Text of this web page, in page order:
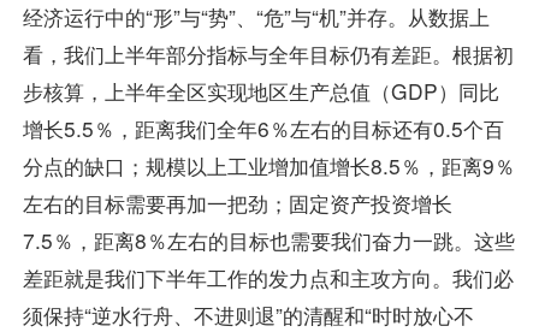
经济运行中的“形”与“势”、“危”与“机”并存。从数据上
看，我们上半年部分指标与全年目标仍有差距。根据初
步核算，上半年全区实现地区生产总值（GDP）同比
增长5.5％，距离我们全年6％左右的目标还有0.5个百
分点的缺口；规模以上工业增加值增长8.5％，距离9％
左右的目标需要再加一把劲；固定资产投资增长
7.5％，距离8％左右的目标也需要我们奋力一跳。这些
差距就是我们下半年工作的发力点和主攻方向。我们必
须保持“逆水行舟、不进则退”的清醒和“时时放心不